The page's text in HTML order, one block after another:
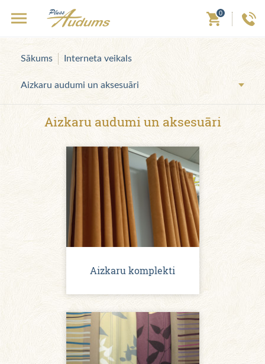
0
Sākums Interneta veikals
Aizkaru audumi un aksesuāri
Aizkaru audumi un aksesuāri
Aizkaru komplekti